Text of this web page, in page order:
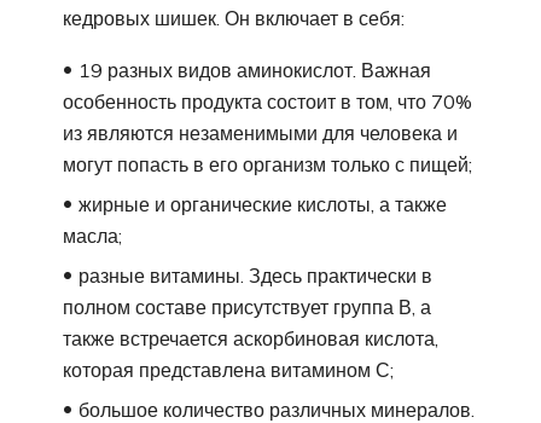
кедровых шишек. Он включает в себя:
19 разных видов аминокислот. Важная
особенность продукта состоит в том, что 70%
из являются незаменимыми для человека и
могут попасть в его организм только с пищей;
жирные и органические кислоты, а также
масла;
разные витамины. Здесь практически в
полном составе присутствует группа В, а
также встречается аскорбиновая кислота,
которая представлена витамином С;
большое количество различных минералов.